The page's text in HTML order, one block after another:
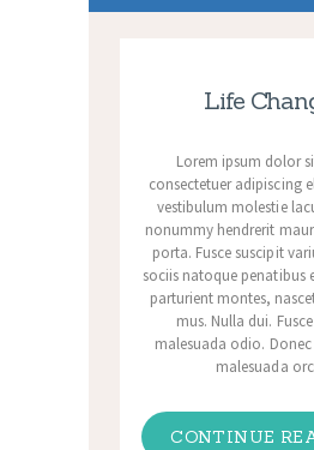
Life
Lorem ipsum dolor
consectetuer adipiscing
vestibulum molestie
nonummy hendrerit
porta. Fusce suscipit
sociis natoque penatibus
parturient montes,
mus. Nulla dui.
malesuada odio.
malesuada
CONTINUE